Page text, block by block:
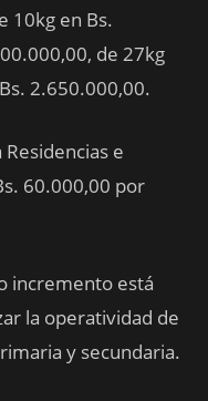
10kg en Bs.
de 27kg
2.650.000,00.
Residencias e
60.000,00 por
incremento está
la operatividad de
y secundaria.